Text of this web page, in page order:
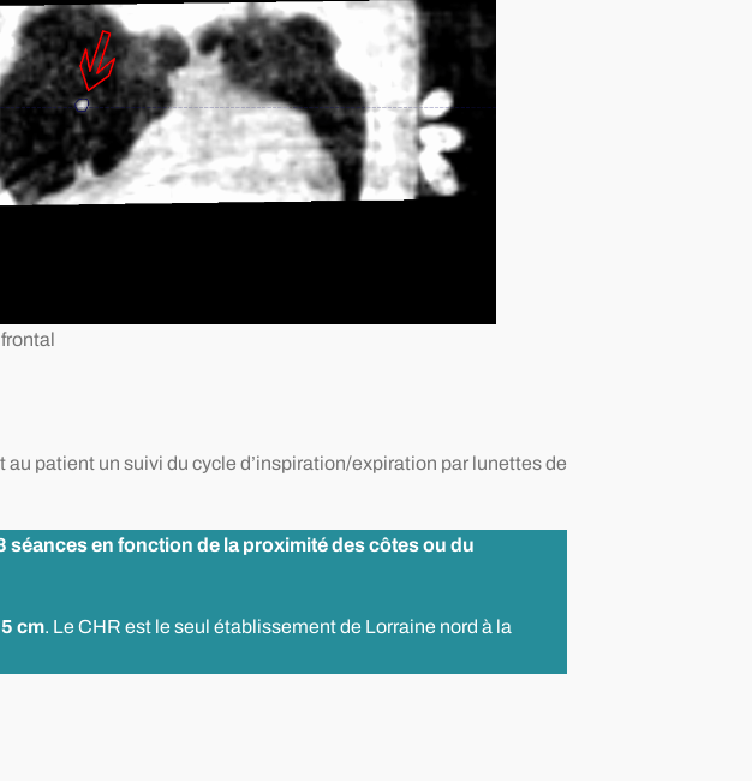
patient un suivi du cycle d’inspiration/expiration par lunettes de
séances en fonction de la proximité des côtes ou du
cm. Le CHR est le seul établissement de Lorraine nord à la